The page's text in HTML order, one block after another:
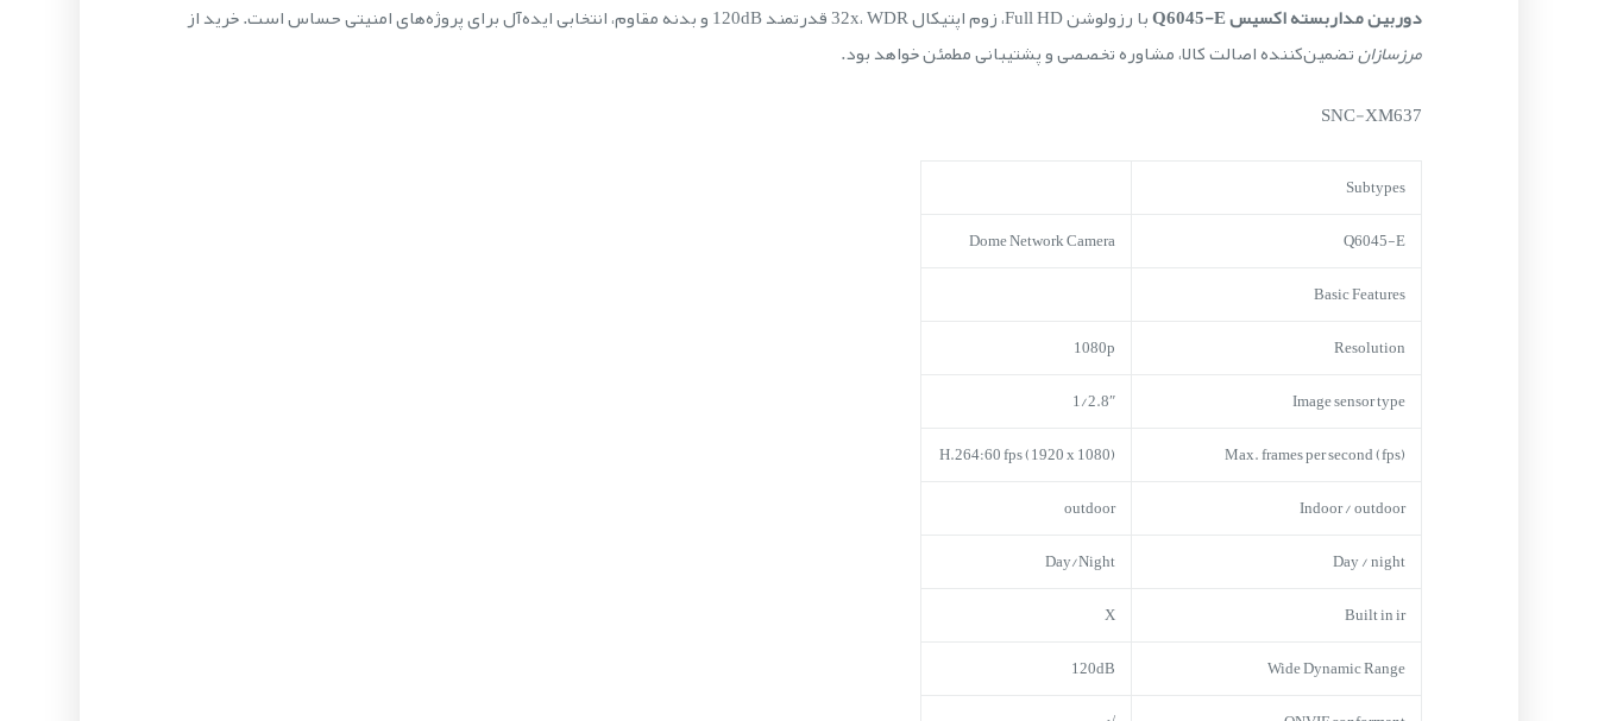
دوربین مداربسته اکسیس Q6045-E
با رزولوشن Full HD، زوم اپتیکال 32x، WDR قدرتمند 120dB و بدنه مقاوم، انتخابی ایده‌آل برای پروژه‌های امنیتی حساس است. خرید از
مرزسازانتضمین‌کننده اصالت کالا، مشاوره تخصصی و پشتیبانی مطمئن خواهد بود.
SNC-XM637
Subtypes
Q6045-E
Dome Network Camera
Basic Features
Resolution
1080p
Image sensor type
1/2.8″
Max. frames per second (fps)
H.264:60 fps (1920 x 1080)
Indoor / outdoor
outdoor
Day / night
Day/Night
Built in ir
X
Wide Dynamic Range
120dB